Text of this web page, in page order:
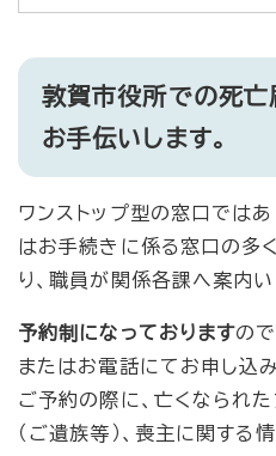
敦賀市役所での死
お手伝いします。
ワンストップ型の窓口では
はお手続きに係る窓口の多
り、職員が関係各課へ案内い
予約制になっておりますの
またはお電話にてお申し込み
ご予約の際に、亡くなられた
（ご遺族等）、喪主に関する